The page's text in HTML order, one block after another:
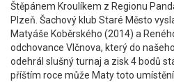
Štěpánem Kroulíkem z Regionu
Plzeň. Šachový klub Staré Město
Matyáše Koběrského (2014) a
odchovance Vlčnova, který do
odehrál slušný turnaj a zisk 4 bodů
příštím roce může Maty toto